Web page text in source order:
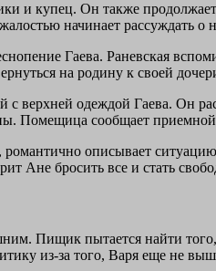
и купец. Он также продолжает
начинает рассуждать о
Гаева. Раневская
на родину к своей
с верхней одеждой Гаева. Он
Помещица сообщает приемной
описывает
Ане бросить все и стать
Пищик пытается найти
из-за того, Варя еще не